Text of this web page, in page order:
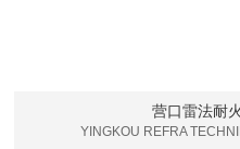
营口雷法耐
YINGKOU REFRA